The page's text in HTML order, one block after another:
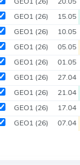
GEO1 (26) 15.05
GEO1 (26) 10.05
GEO1 (26) 05.05
GEO1 (26) 01.05
GEO1 (26) 27.04
GEO1 (26) 21.04
GEO1 (26) 17.04
GEO1 (26) 07.04